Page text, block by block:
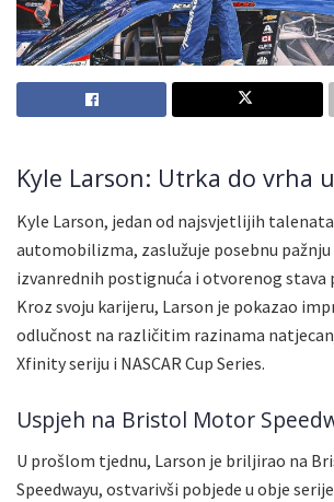
Kyle Larson: Utrka do vrha u
Kyle Larson, jedan od najsvjetlijih
automobilizma, zaslužuje posebnu
izvanrednih postignuća i otvorenog stava
Kroz svoju karijeru, Larson je pokazao
odlučnost na različitim razinama
Xfinity seriju i NASCAR Cup Series.
Uspjeh na Bristol Motor
U prošlom tjednu, Larson je briljirao na
Speedwayu, ostvarivši pobjede u obje